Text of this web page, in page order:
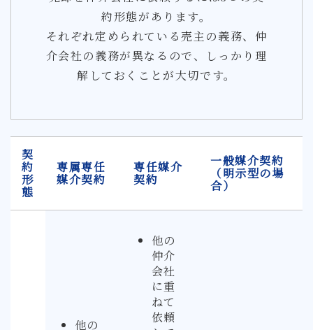
約形態があります。
それぞれ定められている売主の義務、仲
介会社の義務が異なるので、しっかり理
解しておくことが大切です。
契
約
形
態
専属専任
媒介契約
専任媒介
契約
一般媒介契約
（明示型の場
合）
他の
他の
仲介
会社
に重
ねて
依頼